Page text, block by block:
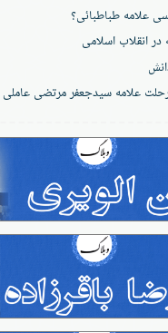
علامه طباطبائی؟
در انقلاب اسلامی
رحلت علامه سیدجعفر مرتضی عاملی